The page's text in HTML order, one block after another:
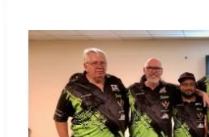
FÜR
DILLTAL